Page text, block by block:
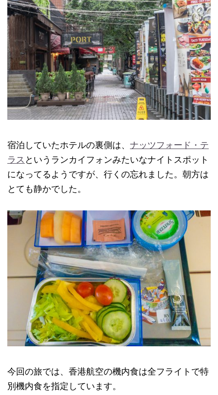
宿泊していたホテルの裏側は、 ナッツフォード・テ
ラス というランカイフォンみたいなナイトスポット
になってるようですが、行くの忘れました。朝方は
とても静かでした。
今回の旅では、香港航空の機内食は全フライトで特
別機内食を指定しています。